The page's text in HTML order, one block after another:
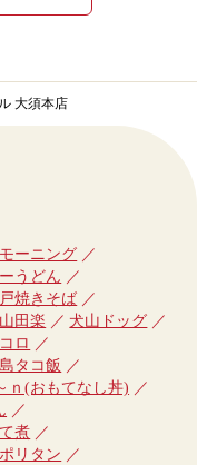
大須本店
ーニング
うどん
焼きそば
田楽
犬山ドッグ
ロ
タコ飯
ｎ(おもてなし丼)
煮
リタン